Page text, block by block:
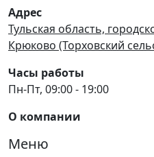
Адрес
Тульская область,
Крюково (Торховский
Часы работы
Пн-Пт, 09:00 - 19:00
О компании
Меню